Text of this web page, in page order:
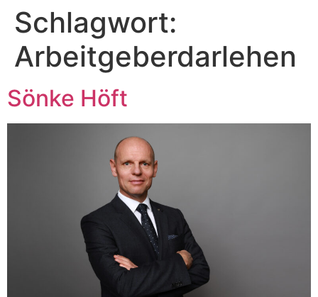
Zum
Inhalt
springen
Schlagwort:
Arbeitgeberdarlehen
Sönke Höft